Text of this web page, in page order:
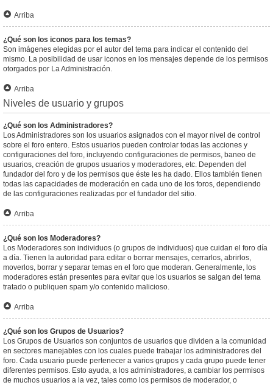
Arriba
¿Qué son los iconos para los temas?
Son imágenes elegidas por el autor del tema para indicar el contenido del
mismo. La posibilidad de usar iconos en los mensajes depende de los permisos
otorgados por La Administración.
Arriba
Niveles de usuario y grupos
¿Qué son los Administradores?
Los Administradores son los usuarios asignados con el mayor nivel de control
sobre el foro entero. Estos usuarios pueden controlar todas las acciones y
configuraciones del foro, incluyendo configuraciones de permisos, baneo de
usuarios, creación de grupos usuarios y moderadores, etc. Dependen del
fundador del foro y de los permisos que éste les ha dado. Ellos también tienen
todas las capacidades de moderación en cada uno de los foros, dependiendo
de las configuraciones realizadas por el fundador del sitio.
Arriba
¿Qué son los Moderadores?
Los Moderadores son individuos (o grupos de individuos) que cuidan el foro día
a día. Tienen la autoridad para editar o borrar mensajes, cerrarlos, abrirlos,
moverlos, borrar y separar temas en el foro que moderan. Generalmente, los
moderadores están presentes para evitar que los usuarios se salgan del tema
tratado o publiquen spam y/o contenido malicioso.
Arriba
¿Qué son los Grupos de Usuarios?
Los Grupos de Usuarios son conjuntos de usuarios que dividen a la comunidad
en sectores manejables con los cuales puede trabajar los administradores del
foro. Cada usuario puede pertenecer a varios grupos y cada grupo puede tener
diferentes permisos. Esto ayuda, a los administradores, a cambiar los permisos
de muchos usuarios a la vez, tales como los permisos de moderador, o